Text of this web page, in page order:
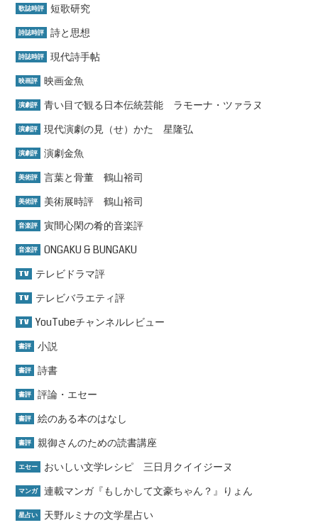
歌誌時評 短歌研究
詩誌時評 詩と思想
詩誌時評 現代詩手帖
映画評 映画金魚
演劇評 青い目で観る日本伝統芸能 ラモーナ・ツァラヌ
演劇評 現代演劇の見（せ）かた 星隆弘
演劇評 演劇金魚
美術評 言葉と骨董 鶴山裕司
美術評 美術展時評 鶴山裕司
音楽評 寅間心閑の肴的音楽評
音楽評 ONGAKU & BUNGAKU
TV テレビドラマ評
TV テレビバラエティ評
TV YouTubeチャンネルレビュー
書評 小説
書評 詩書
書評 評論・エセー
書評 絵のある本のはなし
書評 親御さんのための読書講座
エセー おいしい文学レシピ 三日月クイイジーヌ
マンガ 連載マンガ『もしかして文豪ちゃん？』りょん
星占い 天野ルミナの文学星占い